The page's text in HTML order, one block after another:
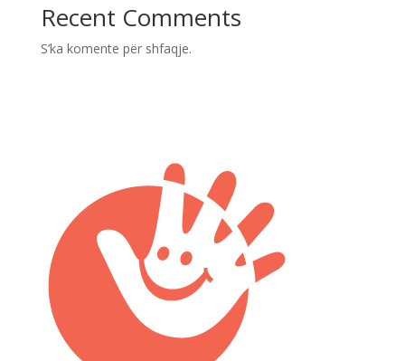
Recent Comments
S’ka komente për shfaqje.